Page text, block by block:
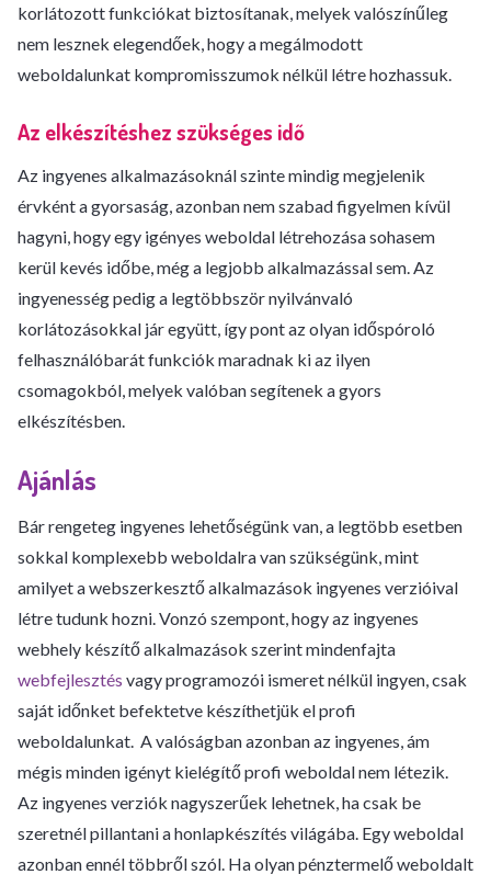
korlátozott funkciókat biztosítanak, melyek valószínűleg
nem lesznek elegendőek, hogy a megálmodott
weboldalunkat kompromisszumok nélkül létre hozhassuk.
Az elkészítéshez szükséges idő
Az ingyenes alkalmazásoknál szinte mindig megjelenik
érvként a gyorsaság, azonban nem szabad figyelmen kívül
hagyni, hogy egy igényes weboldal létrehozása sohasem
kerül kevés időbe, még a legjobb alkalmazással sem. Az
ingyenesség pedig a legtöbbször nyilvánvaló
korlátozásokkal jár együtt, így pont az olyan időspóroló
felhasználóbarát funkciók maradnak ki az ilyen
csomagokból, melyek valóban segítenek a gyors
elkészítésben.
Ajánlás
Bár rengeteg ingyenes lehetőségünk van, a legtöbb esetben
sokkal komplexebb weboldalra van szükségünk, mint
amilyet a webszerkesztő alkalmazások ingyenes verzióival
létre tudunk hozni. Vonzó szempont, hogy az ingyenes
webhely készítő alkalmazások szerint mindenfajta
webfejlesztés vagy programozói ismeret nélkül ingyen, csak
saját időnket befektetve készíthetjük el profi
weboldalunkat. A valóságban azonban az ingyenes, ám
mégis minden igényt kielégítő profi weboldal nem létezik.
Az ingyenes verziók nagyszerűek lehetnek, ha csak be
szeretnél pillantani a honlapkészítés világába. Egy weboldal
azonban ennél többről szól. Ha olyan pénztermelő weboldalt